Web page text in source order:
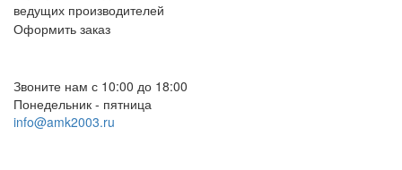
ведущих производителей
Оформить заказ
Звоните нам с 10:00 до 18:00
Понедельник - пятница
info@amk2003.ru